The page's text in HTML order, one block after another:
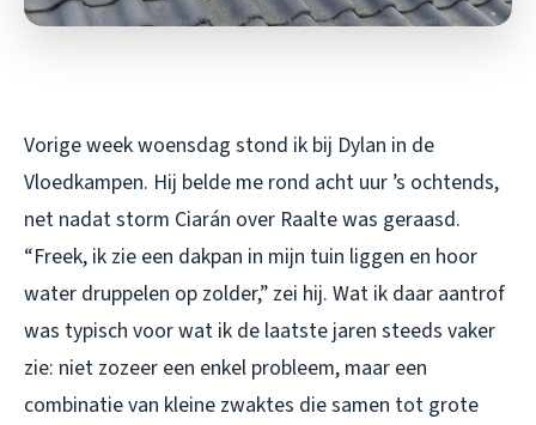
Vorige week woensdag stond ik bij Dylan in de
Vloedkampen. Hij belde me rond acht uur ’s ochtends,
net nadat storm Ciarán over Raalte was geraasd.
“Freek, ik zie een dakpan in mijn tuin liggen en hoor
water druppelen op zolder,” zei hij. Wat ik daar aantrof
was typisch voor wat ik de laatste jaren steeds vaker
zie: niet zozeer een enkel probleem, maar een
combinatie van kleine zwaktes die samen tot grote